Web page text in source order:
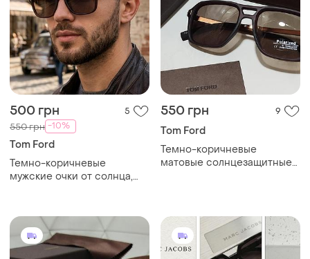
500 грн 5
550 грн -10%
Tom Ford
Темно-коричневые
мужские очки от солнца,
550 грн 9
Tom Ford
Темно-коричневые
матовые солнцезащитные